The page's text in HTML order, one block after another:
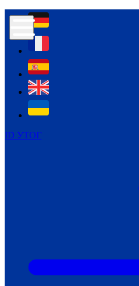
ID УТОГ
Контур психологічної
Як